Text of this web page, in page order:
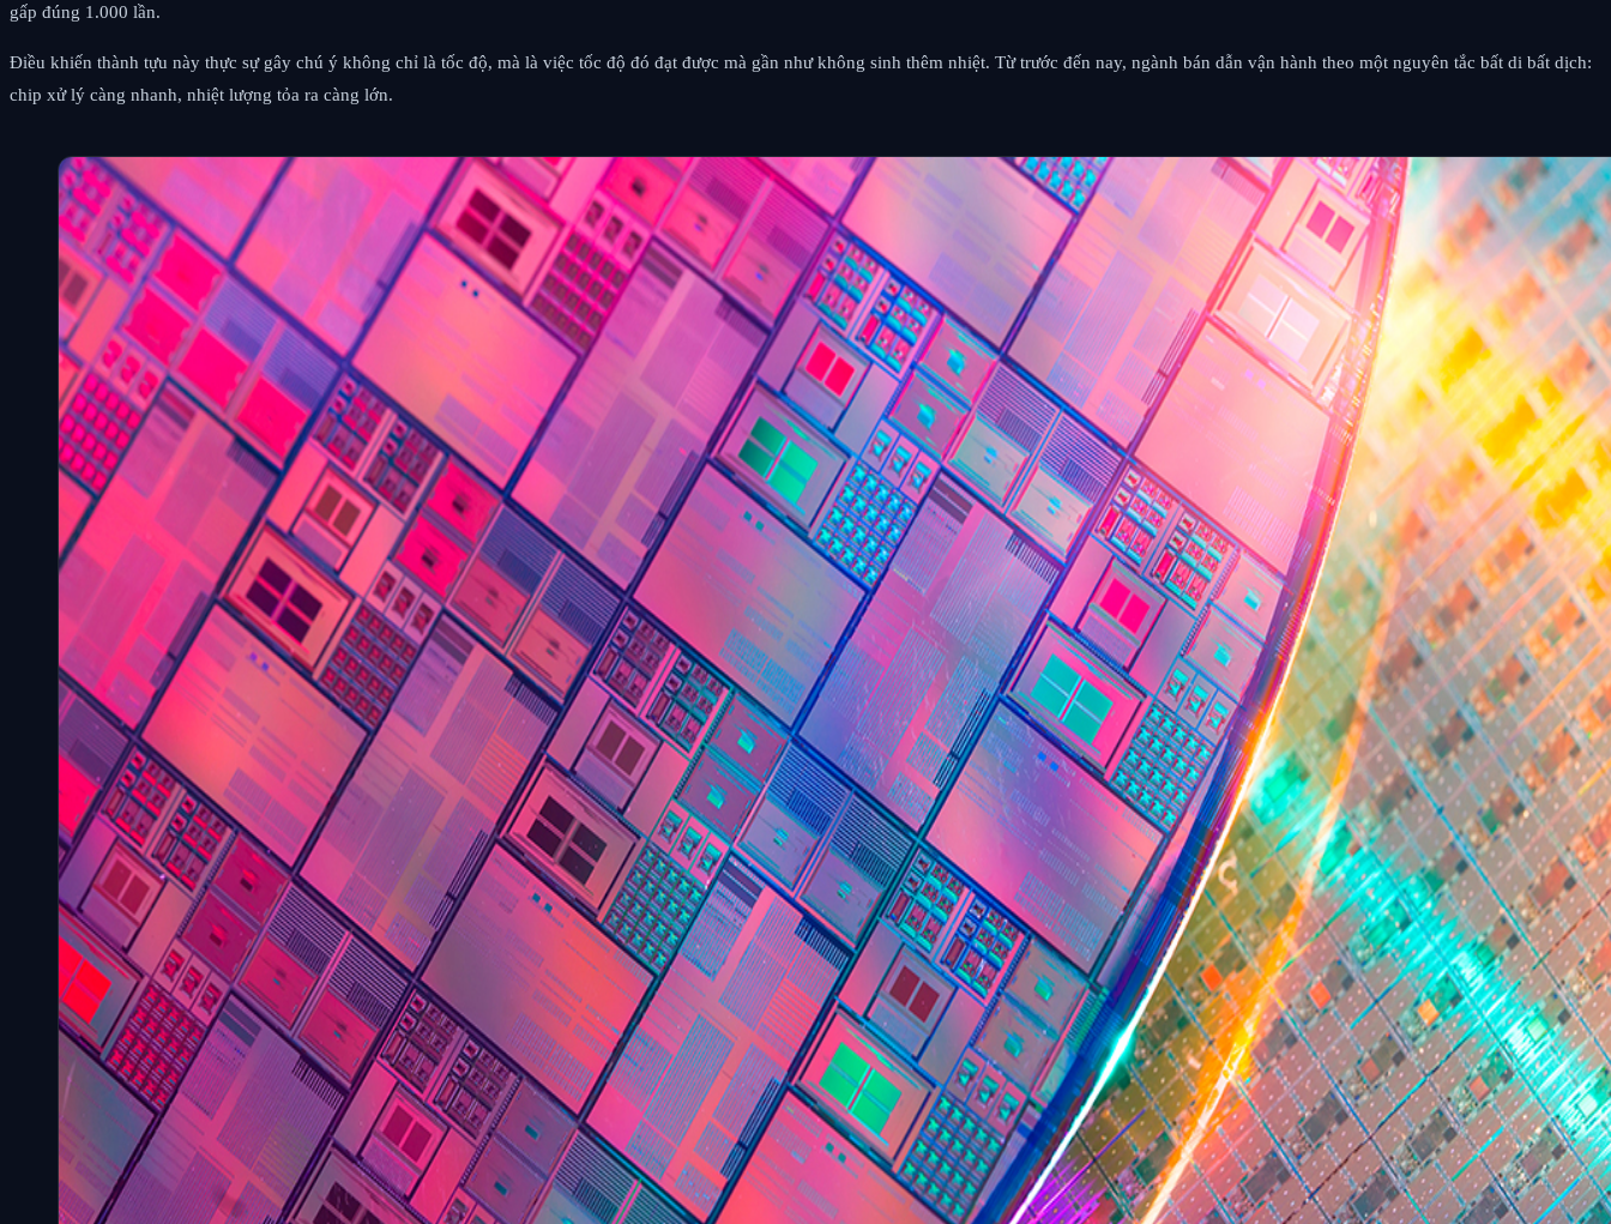
gấp đúng 1.000 lần.
Điều khiến thành tựu này thực sự gây chú ý không chỉ là tốc độ, mà là việc tốc độ đó đạt được mà gần như không sinh thêm nhiệt. Từ trước đến nay, ngành bán dẫn vận hành theo một nguyên tắc bất di bất dịch:
chip xử lý càng nhanh, nhiệt lượng tỏa ra càng lớn.